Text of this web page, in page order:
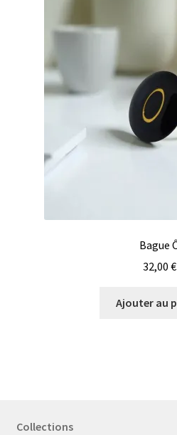
Bague
32,00 €
Ajouter au
Collections